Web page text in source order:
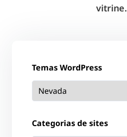
vitrine.
Temas WordPress
Categorias de sites